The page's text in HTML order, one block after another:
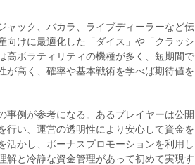
ャック、バカラ、ライブディーラーなど伝
向けに最適化した「ダイス」や「クラッシ
高ボラティリティの機種が多く、短期間で
が高く、確率や基本戦術を学べば期待値を
例が参考になる。あるプレイヤーは公開
行い、運営の透明性により安心して資金を
かし、ボーナスプロモーションを利用し
解と冷静な資金管理があって初めて実現す